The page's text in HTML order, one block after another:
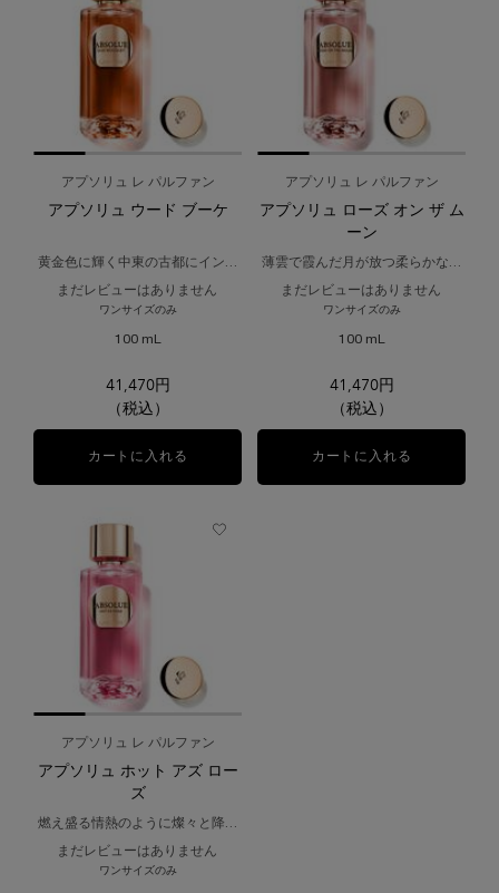
アプソリュ レ パルファン
アプソリュ ウード ブーケ
黄金色に輝く中東の古都にインス
まだレビューはありません
ワンサイズのみ
100 mL
41,470円
（税込）
カートに入れる アプソリュ ウード ブーケ
アプソリュ レ パルファン
アプソリュ ローズ オン ザ ム
ーン
薄雲で霞んだ月が放つ柔らかな光
香り。
まだレビューはありません
ワンサイズのみ
100 mL
41,470円
（税込）
カートに入れる
アプソリュ レ パルファン
アプソリュ ホット アズ ロー
ズ
燃え盛る情熱のように燦々と降り
まだレビューはありません
ワンサイズのみ